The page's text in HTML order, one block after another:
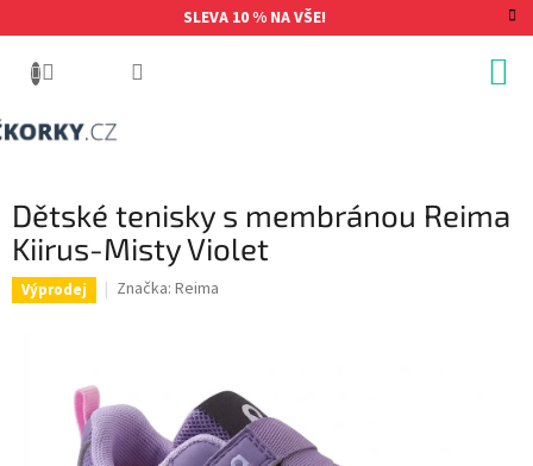
na
SLEVA 10 % NA VŠE!
Dětské tenisky s membránou Reima
Kiirus-Misty Violet
Výprodej Značka: Reima